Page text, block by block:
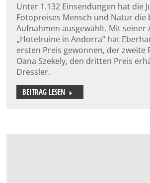
Unter 1.132 Einsendungen hat die
Fotopreises Mensch und Natur die
Aufnahmen ausgewählt. Mit seiner
„Hotelruine in Andorra“ hat
ersten Preis gewonnen, der zweite
Oana Szekely, den dritten Preis
Dressler.
BEITRAG LESEN